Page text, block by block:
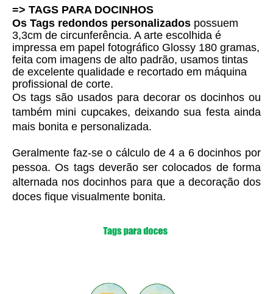
=> TAGS PARA DOCINHOS
Os Tags redondos personalizados possuem
3,3cm de circunferência. A arte escolhida é
impressa em papel fotográfico Glossy 180 gramas,
feita com imagens de alto padrão, usamos tintas
de excelente qualidade e recortado em máquina
profissional de corte.
Os tags são usados para decorar os docinhos ou
também mini cupcakes, deixando sua festa ainda
mais bonita e personalizada.
Geralmente faz-se o cálculo de 4 a 6 docinhos por
pessoa. Os tags deverão ser colocados de forma
alternada nos docinhos para que a decoração dos
doces fique visualmente bonita.